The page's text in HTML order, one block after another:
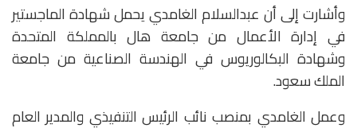
وأشارت إلى أن عبدالسلام الغامدي يحمل شهادة الماجستير
في إدارة الأعمال من جامعة هال بالمملكة المتحدة
وشهادة البكالوريوس في الهندسة الصناعية من جامعة
الملك سعود.
وعمل الغامدي بمنصب نائب الرئيس التنفيذي والمدير العام